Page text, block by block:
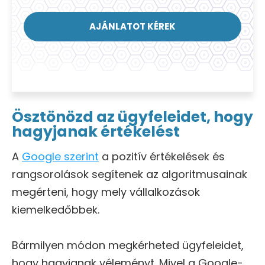
AJÁNLATOT KÉREK
Ösztönözd az ügyfeleidet, hogy
hagyjanak értékelést
A Google szerint a pozitív értékelések és
rangsorolások segítenek az algoritmusainak
megérteni, hogy mely vállalkozások
kiemelkedőbbek.
Bármilyen módon megkérheted ügyfeleidet,